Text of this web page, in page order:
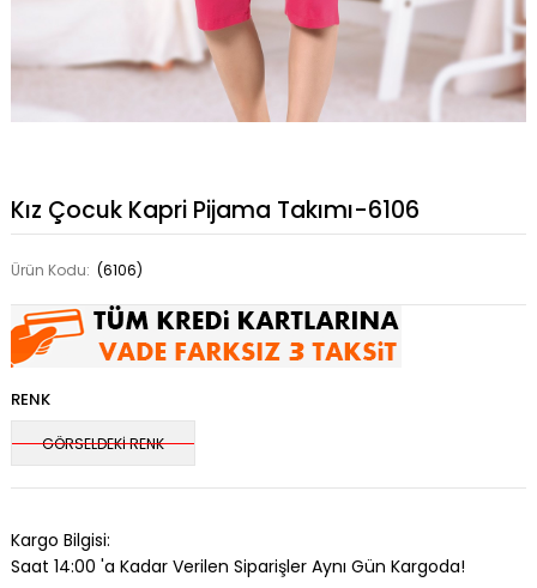
Kız Çocuk Kapri Pijama Takımı-6106
Ürün Kodu: (6106)
RENK
GÖRSELDEKİ RENK
Kargo Bilgisi:
Saat 14:00 'a Kadar Verilen Siparişler Aynı Gün Kargoda!